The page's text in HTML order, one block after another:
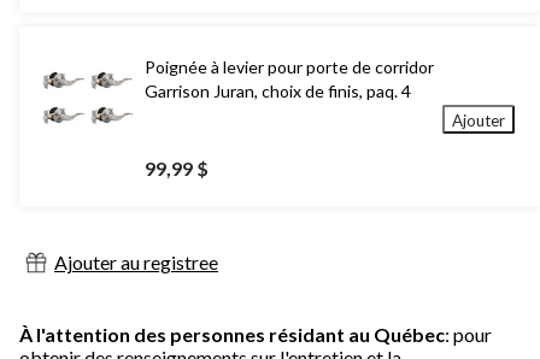
Poignée à levier pour porte de corridor
Garrison Juran, choix de finis, paq. 4
99,99 $
Ajouter
Ajouter au registree
À l'attention des personnes résidant au Québec: pour